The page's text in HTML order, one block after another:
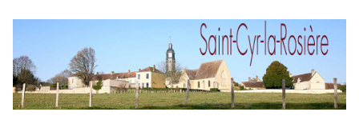
contenu